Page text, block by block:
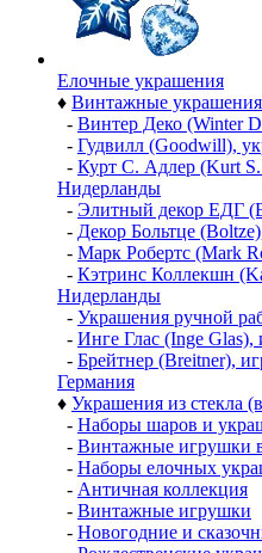
Елочные украшения
♦ Винтажные
- Винтер Деко (Winter
- Гудвилл (Goodwill),
- Курт С. Адлер (Kurt
Нидерланды
- Элитный декор ЕДГ
- Декор Больтце
- Марк Робертс (Mark
- Кэтринс Коллекшн
Нидерланды
- Украшения ручной
- Инге Глас (Inge Glas),
- Брейтнер (Breitner),
Германия
♦ Украшения из стекла
- Наборы шаров и
- Винтажные игрушки
- Наборы елочных
- Античная коллекция
- Винтажные игрушки
- Новогодние и